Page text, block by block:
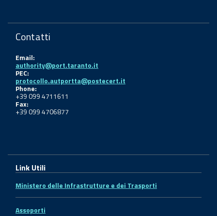
Contatti
Email:
authority@port.taranto.it
PEC:
protocollo.autportta@postecert.it
Phone:
+39 099 4711611
Fax:
+39 099 4706877
Link Utili
Ministero delle Infrastrutture e dei Trasporti
Assoporti